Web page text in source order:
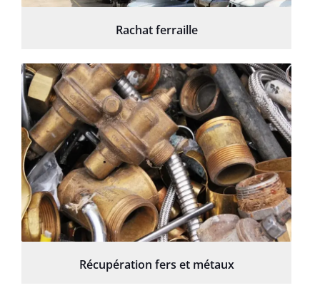
Rachat ferraille
Récupération fers et métaux